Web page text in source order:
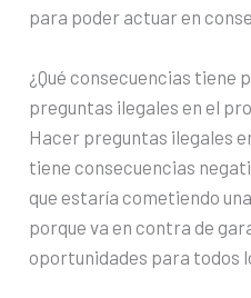
para poder actuar en
¿Qué consecuencias tiene
preguntas ilegales en el
Hacer preguntas ilegales
tiene consecuencias
que estaría cometiendo
porque va en contra de
oportunidades para todos